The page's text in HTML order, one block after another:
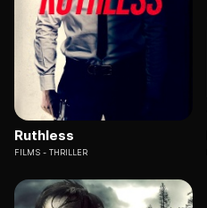
Ruthless
FILMS THRILLER